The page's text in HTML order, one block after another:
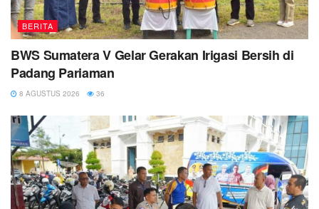
BERITA
BWS Sumatera V Gelar Gerakan Irigasi Bersih di
Padang Pariaman
8 AGUSTUS 2026 36